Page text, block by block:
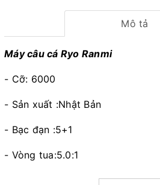
Mô tả
Máy câu cá Ryo Ranmi
- Cỡ: 6000
- Sản xuất :Nhật Bản
- Bạc đạn :5+1
- Vòng tua:5.0:1